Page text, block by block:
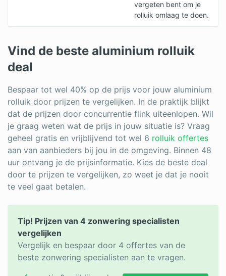
vergeten bent om je
rolluik omlaag te doen.
Vind de beste aluminium rolluik
deal
Bespaar tot wel 40% op de prijs voor jouw aluminium
rolluik door prijzen te vergelijken. In de praktijk blijkt
dat de prijzen door concurrentie flink uiteenlopen. Wil
je graag weten wat de prijs in jouw situatie is? Vraag
geheel gratis en vrijblijvend tot wel 6 rolluik offertes
aan van aanbieders bij jou in de omgeving. Binnen 48
uur ontvang je de prijsinformatie. Kies de beste deal
door te prijzen te vergelijken, zo weet je dat je nooit
te veel gaat betalen.
Tip! Prijzen van 4 zonwering specialisten
vergelijken
Vergelijk en bespaar door 4 offertes van de
beste zonwering specialisten aan te vragen.